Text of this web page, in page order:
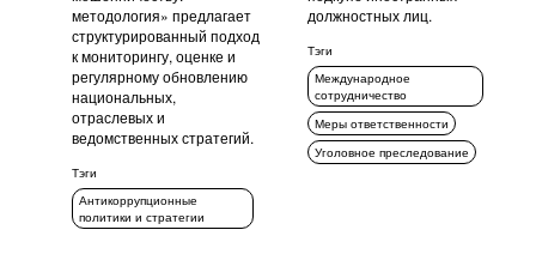
методология» предлагает
структурированный подход
к мониторингу, оценке и
регулярному обновлению
национальных,
отраслевых и
ведомственных стратегий.
Тэги
Антикоррупционные
политики и стратегии
должностных лиц.
Тэги
Международное
сотрудничество
Меры ответственности
Уголовное преследование